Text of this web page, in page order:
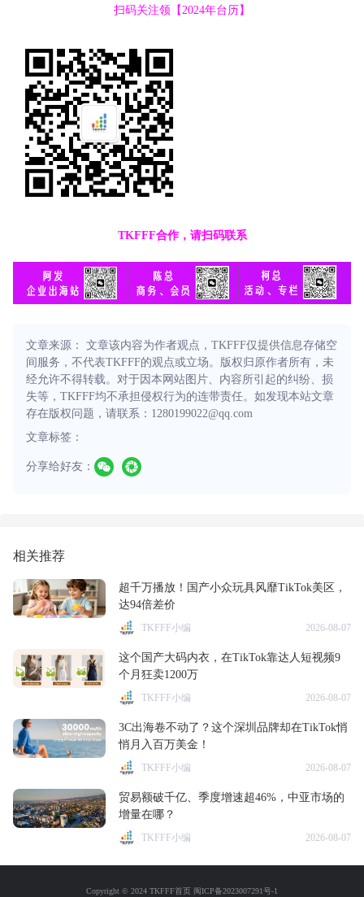
扫码关注领【2024年台历】
TKFFF合作，请扫码联系
文章来源： 文章该内容为作者观点，TKFFF仅提供信息存储空
间服务，不代表TKFFF的观点或立场。版权归原作者所有，未
经允许不得转载。对于因本网站图片、内容所引起的纠纷、损
失等，TKFFF均不承担侵权行为的连带责任。如发现本站文章
存在版权问题，请联系：1280199022@qq.com
文章标签：
分享给好友：
相关推荐
超千万播放！国产小众玩具风靡TikTok美区，
达94倍差价
TKFFF小编 2026-08-07
这个国产大码内衣，在TikTok靠达人短视频9
个月狂卖1200万
TKFFF小编 2026-08-07
3C出海卷不动了？这个深圳品牌却在TikTok悄
悄月入百万美金！
TKFFF小编 2026-08-07
贸易额破千亿、季度增速超46%，中亚市场的
增量在哪？
TKFFF小编 2026-08-07
Copyright © 2024 TKFFF首页 闽ICP备2023007291号-1